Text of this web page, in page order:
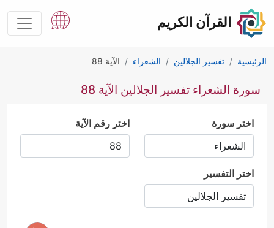
القرآن الكريم
الرئيسية تفسير الجلالين الشعراء الآية 88
سورة الشعراء تفسير الجلالين الآية 88
اختر سورة اختر رقم الآية
اختر التفسير